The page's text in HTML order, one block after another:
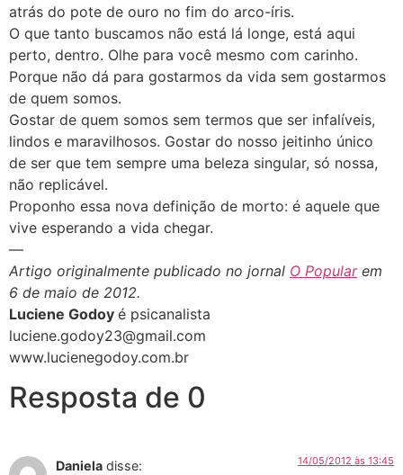
atrás do pote de ouro no fim do arco-íris.
O que tanto buscamos não está lá longe, está aqui
perto, dentro. Olhe para você mesmo com carinho.
Porque não dá para gostarmos da vida sem gostarmos
de quem somos.
Gostar de quem somos sem termos que ser infalíveis,
lindos e maravilhosos. Gostar do nosso jeitinho único
de ser que tem sempre uma beleza singular, só nossa,
não replicável.
Proponho essa nova definição de morto: é aquele que
vive esperando a vida chegar.
—
Artigo originalmente publicado no jornal O Popularem
6 de maio de 2012.
Luciene Godoy é psicanalista
luciene.godoy23@gmail.com
www.lucienegodoy.com.br
Resposta de 0
Daniela disse: 14/05/2012 às 13:45